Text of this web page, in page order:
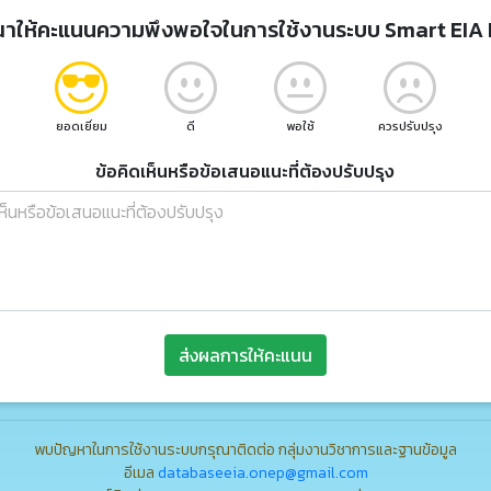
ให้คะแนนความพึงพอใจในการใช้งานระบบ Smart EIA
ยอดเยี่ยม ดี พอใช้ ควรปรับปรุง
ข้อคิดเห็นหรือข้อเสนอแนะที่ต้องปรับปรุง
ส่งผลการให้คะแนน
พบปัญหาในการใช้งานระบบกรุณาติดต่อ กลุ่มงานวิชาการและฐานข้อมูล
อีเมล databaseeia.onep@gmail.com